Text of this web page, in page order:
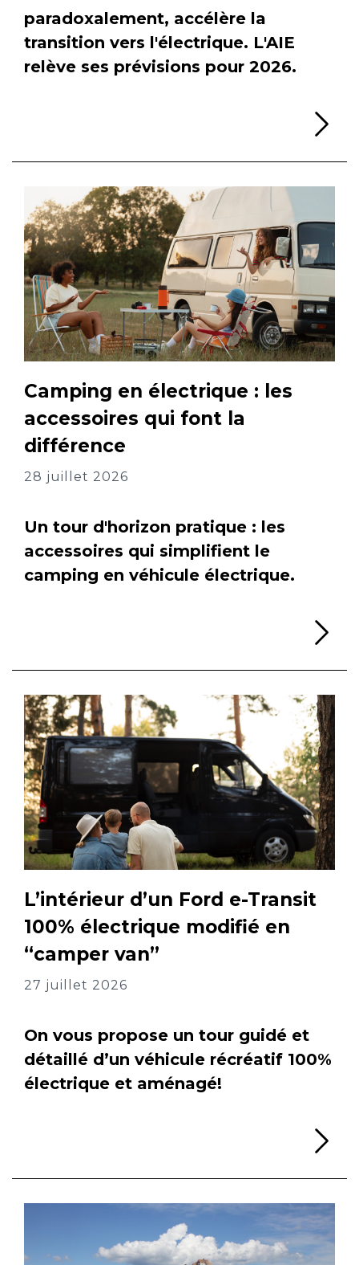
paradoxalement, accélère la
transition vers l'électrique. L'AIE
relève ses prévisions pour 2026.
Camping en électrique : les
accessoires qui font la
différence
28 juillet 2026
Un tour d'horizon pratique : les
accessoires qui simplifient le
camping en véhicule électrique.
L’intérieur d’un Ford e-Transit
100% électrique modifié en
“camper van”
27 juillet 2026
On vous propose un tour guidé et
détaillé d’un véhicule récréatif 100%
électrique et aménagé!